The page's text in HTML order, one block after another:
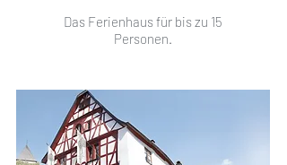
Das Ferienhaus für bis zu 15
Personen.